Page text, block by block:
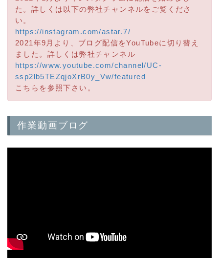
た。詳しくは以下の弊社チャンネルをご覧くださ
い。
https://instagram.com/astar.7/
2021年9月より、ブログ配信をYouTubeに切り替え
ました。詳しくは弊社チャンネル
https://www.youtube.com/channel/UC-
ssp2lb5TEZqjoXrB0y_Vw/featured
こちらを参照下さい。
作業動画ブログ